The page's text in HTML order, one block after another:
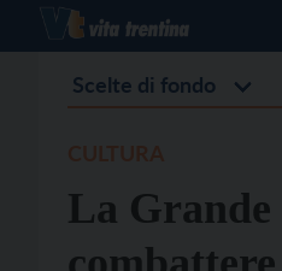
Scelte di fondo
La Grande